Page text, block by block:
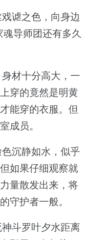
谑之色，向身边
导师团还有多久
材十分高大，一
穿的竟然是明黄
能穿的衣服。但
成员。
沉静如水，似乎
如果仔细观察就
量散发出来，将
守护者一般。
斗罗叶夕水距离